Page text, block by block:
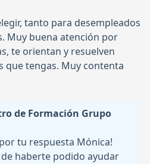
tanto para desempleados
Muy buena atención por
te orientan y resuelven
que tengas. Muy contenta
de Formación Grupo
tu respuesta Mónica!
haberte podido ayudar